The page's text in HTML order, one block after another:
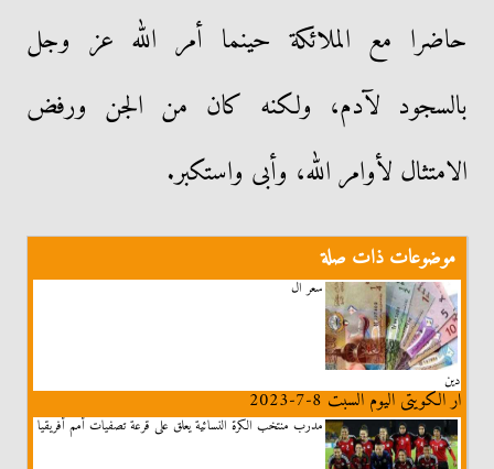
حاضرا مع الملائكة حينما أمر الله عز وجل
بالسجود لآدم، ولكنه كان من الجن ورفض
الامتثال لأوامر الله، وأبى واستكبر.
موضوعات ذات صلة
سعر ال
دين
ار الكويتى اليوم السبت 8-7-2023
مدرب منتخب الكرة النسائية يعلق على قرعة تصفيات أمم أفريقيا